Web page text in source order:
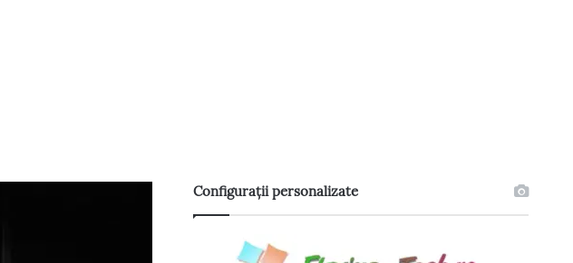
Configurații personalizate